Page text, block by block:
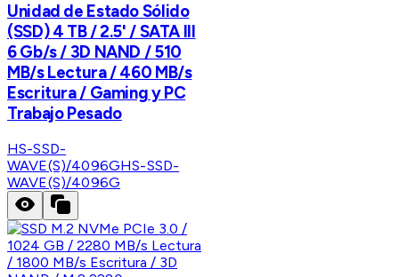
Unidad de Estado Sólido
(SSD) 4 TB / 2.5' / SATA III
6 Gb/s / 3D NAND / 510
MB/s Lectura / 460 MB/s
Escritura / Gaming y PC
Trabajo Pesado
HS-SSD-
WAVE(S)/4096GHS-SSD-
WAVE(S)/4096G